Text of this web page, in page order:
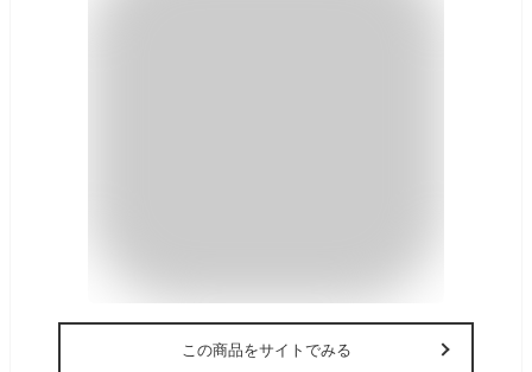
この商品をサイトでみる